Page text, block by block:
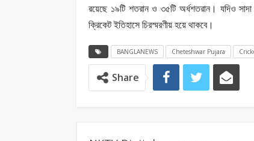
রয়েছে ১৯টি শতরান ও ৩৫টি অর্ধশতরান। যদিও
ক্রিকেট ইতিহাসে চিরস্মরণীয় হয়ে থাকবে।
BANGLANEWS Cheteshwar Pujara
Share